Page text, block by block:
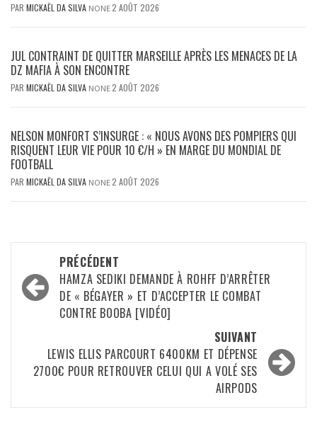
PAR MICKAËL DA SILVA NONE2 AOÛT 2026
JUL CONTRAINT DE QUITTER MARSEILLE APRÈS LES MENACES DE LA
DZ MAFIA À SON ENCONTRE
PAR MICKAËL DA SILVA NONE2 AOÛT 2026
NELSON MONFORT S’INSURGE : « NOUS AVONS DES POMPIERS QUI
RISQUENT LEUR VIE POUR 10 €/H » EN MARGE DU MONDIAL DE
FOOTBALL
PAR MICKAËL DA SILVA NONE2 AOÛT 2026
Navigation
d’article
PRÉCÉDENT
HAMZA SEDIKI DEMANDE À ROHFF D’ARRÊTER
DE « BÉGAYER » ET D’ACCEPTER LE COMBAT
CONTRE BOOBA [VIDÉO]
SUIVANT
LEWIS ELLIS PARCOURT 6400KM ET DÉPENSE
2700€ POUR RETROUVER CELUI QUI A VOLÉ SES
AIRPODS